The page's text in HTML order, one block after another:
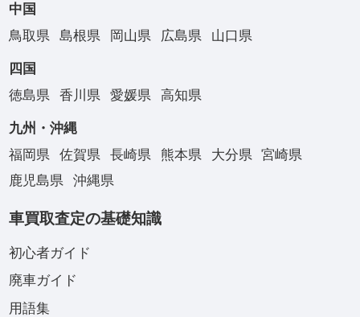
中国
鳥取県
島根県 岡山県 広島県 山口県
四国
徳島県
香川県 愛媛県 高知県
九州・沖縄
福岡県
佐賀県 長崎県 熊本県 大分県
宮崎県
鹿児島県
沖縄県
車買取査定の基礎知識
初心者ガイド
廃車ガイド
用語集